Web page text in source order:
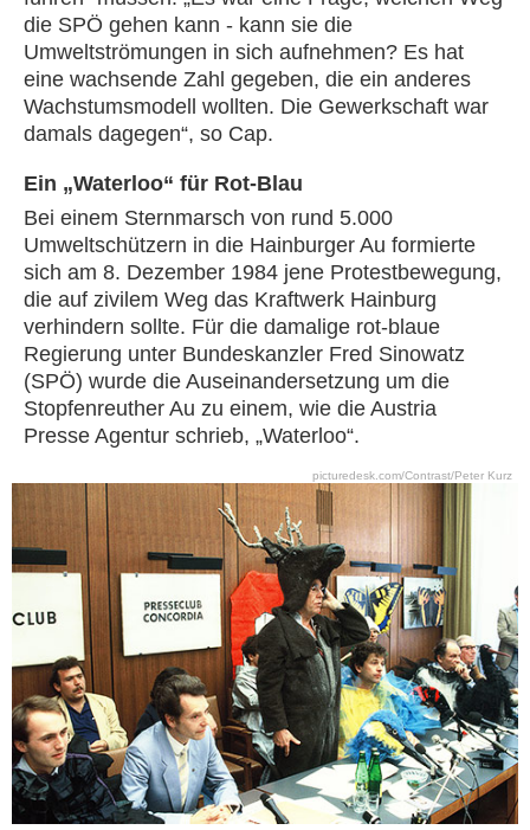
die SPÖ gehen kann - kann sie die
Umweltströmungen in sich aufnehmen? Es hat
eine wachsende Zahl gegeben, die ein anderes
Wachstumsmodell wollten. Die Gewerkschaft war
damals dagegen“, so Cap.
Ein „Waterloo“ für Rot-Blau
Bei einem Sternmarsch von rund 5.000
Umweltschützern in die Hainburger Au formierte
sich am 8. Dezember 1984 jene Protestbewegung,
die auf zivilem Weg das Kraftwerk Hainburg
verhindern sollte. Für die damalige rot-blaue
Regierung unter Bundeskanzler Fred Sinowatz
(SPÖ) wurde die Auseinandersetzung um die
Stopfenreuther Au zu einem, wie die Austria
Presse Agentur schrieb, „Waterloo“.
picturedesk.com/Contrast/Peter Kurz